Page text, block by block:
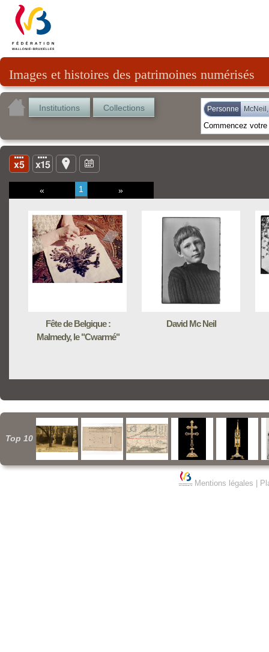
Images et histoires des patrimoines numérisés
Institutions Collections Personne
« 1 »
Fête de Belgique :
Malmedy, le "Cwarmé"
David Mc Neil
Top 10
Mentions légales